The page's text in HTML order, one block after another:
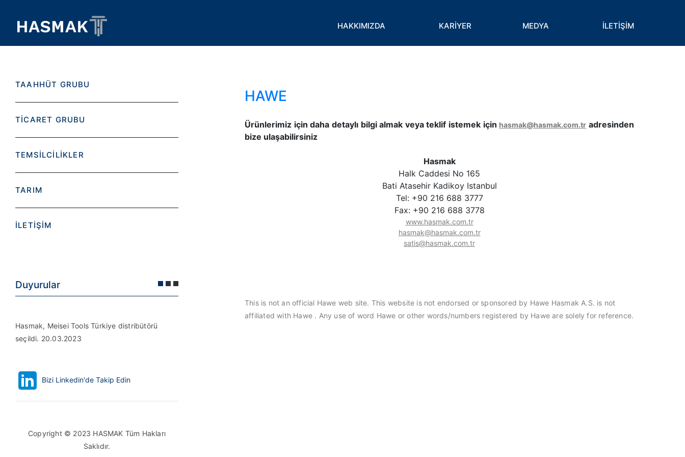
HAKKIMIZDA KARİYER MEDYA İLETİŞİM
HAWE
Ürünlerimiz için daha detaylı bilgi almak veya teklif istemek için hasmak@hasmak.com.tr adresinden
bize ulaşabilirsiniz
Hasmak
Halk Caddesi No 165
Bati Atasehir Kadikoy Istanbul
Tel: +90 216 688 3777
Fax: +90 216 688 3778
www.hasmak.com.tr
hasmak@hasmak.com.tr
satis@hasmak.com.tr
This is not an official Hawe web site. This website is not endorsed or sponsored by Hawe Hasmak A.S. is not
affiliated with Hawe . Any use of word Hawe or other words/numbers registered by Hawe are solely for reference.
TAAHHÜT GRUBU
TİCARET GRUBU
TEMSİLCİLİKLER
TARIM
İLETİŞİM
Duyurular
Hasmak, Meisei Tools Türkiye distribütörü
seçildi. 20.03.2023
Bizi Linkedin'de Takip Edin
Copyright © 2023 HASMAK Tüm Hakları
Saklıdır.